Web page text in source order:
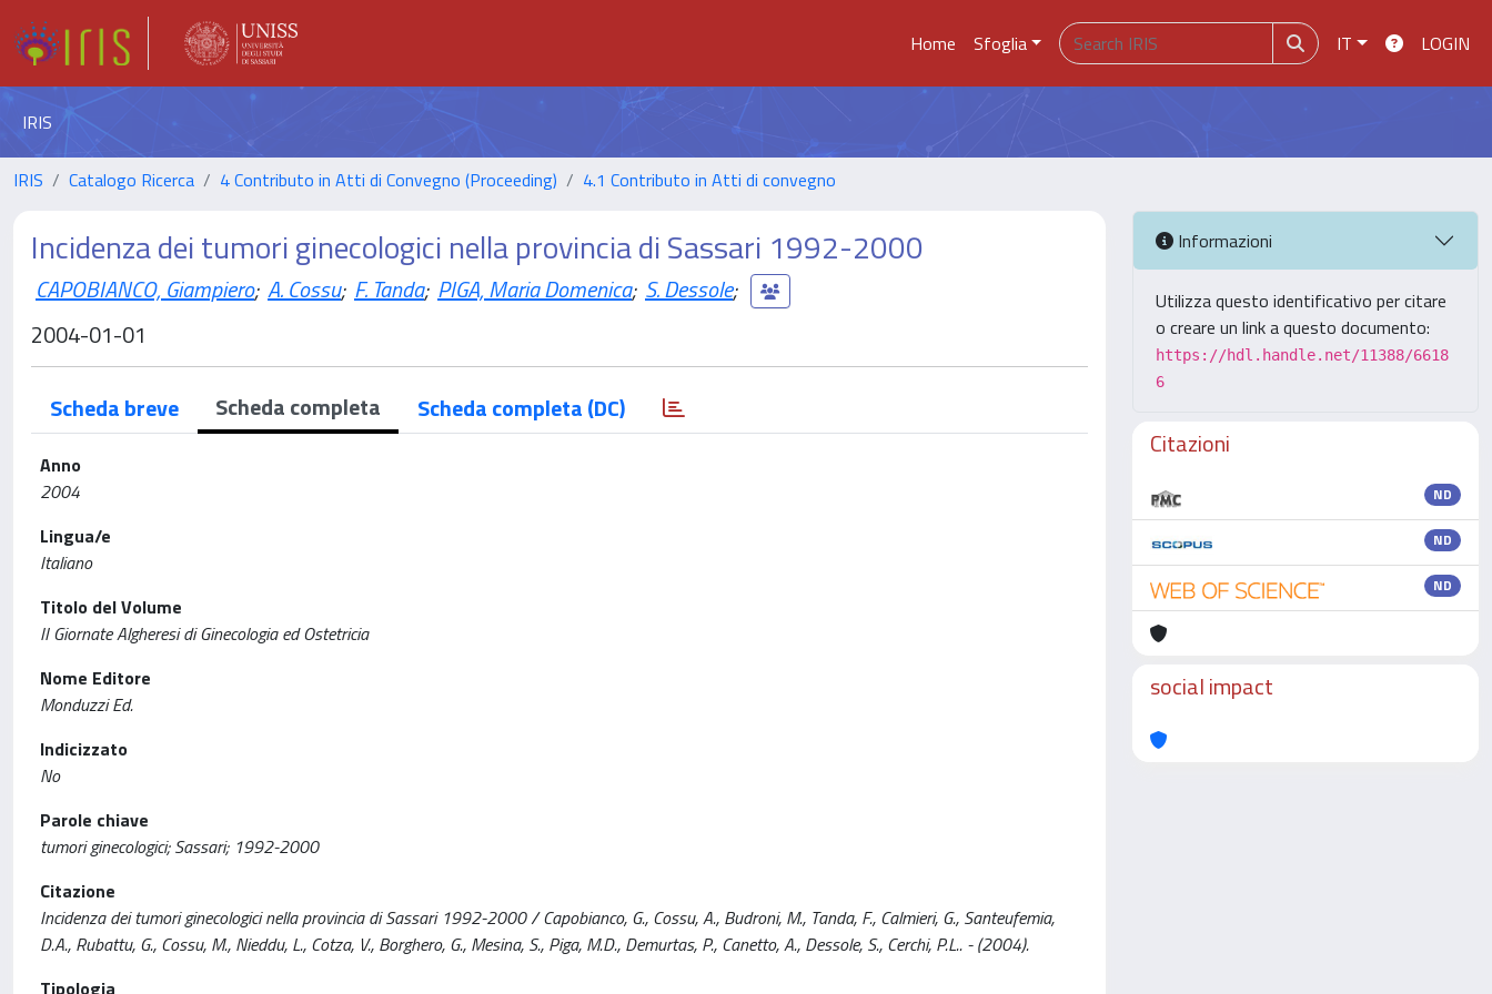
Home Sfoglia IT LOGIN
IRIS
IRIS Catalogo Ricerca 4 Contributo in Atti di Convegno (Proceeding) 4.1 Contributo in Atti di convegno
Incidenza dei tumori ginecologici nella provincia di Sassari 1992-2000
CAPOBIANCO, Giampiero; A. Cossu; F. Tanda; PIGA, Maria Domenica; S. Dessole;
2004-01-01
Scheda breve Scheda completa Scheda completa (DC)
Anno
2004
Lingua/e
Italiano
Titolo del Volume
II Giornate Algheresi di Ginecologia ed Ostetricia
Nome Editore
Monduzzi Ed.
Indicizzato
No
Parole chiave
tumori ginecologici; Sassari; 1992-2000
Citazione
Incidenza dei tumori ginecologici nella provincia di Sassari 1992-2000 / Capobianco, G., Cossu, A., Budroni, M., Tanda, F., Calmieri, G., Santeufemia,
D.A., Rubattu, G., Cossu, M., Nieddu, L., Cotza, V., Borghero, G., Mesina, S., Piga, M.D., Demurtas, P., Canetto, A., Dessole, S., Cerchi, P.L.. - (2004).
Tipologia
Informazioni
Utilizza questo identificativo per citare
o creare un link a questo documento:
https://hdl.handle.net/11388/6618
6
Citazioni
ND
ND
ND
social impact